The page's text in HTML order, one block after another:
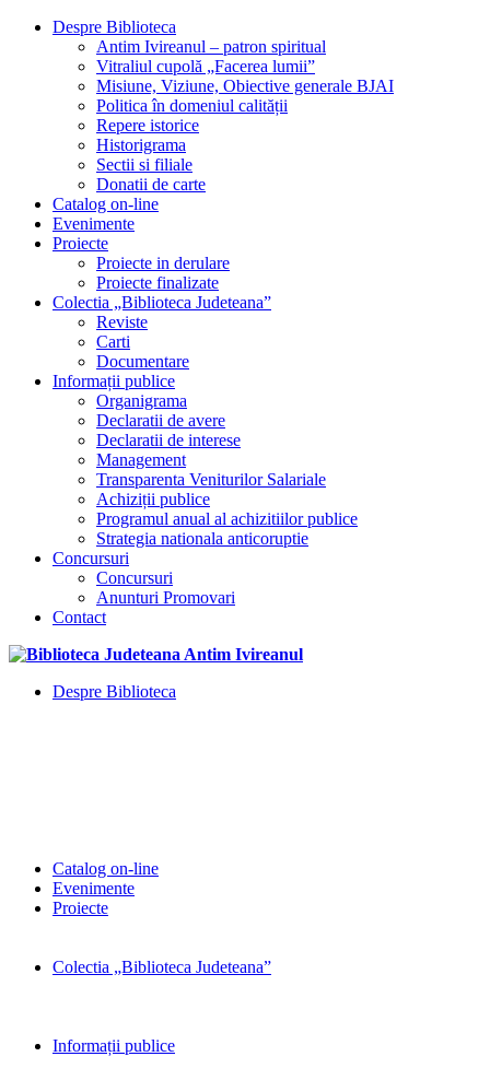
Despre Biblioteca
Antim Ivireanul – patron spiritual
Vitraliul cupolă „Facerea lumii”
Misiune, Viziune, Obiective generale BJAI
Politica în domeniul calității
Repere istorice
Historigrama
Sectii si filiale
Donatii de carte
Catalog on-line
Evenimente
Proiecte
Proiecte in derulare
Proiecte finalizate
Colectia „Biblioteca Judeteana”
Reviste
Carti
Documentare
Informații publice
Organigrama
Declaratii de avere
Declaratii de interese
Management
Transparenta Veniturilor Salariale
Achiziții publice
Programul anual al achizitiilor publice
Strategia nationala anticoruptie
Concursuri
Concursuri
Anunturi Promovari
Contact
Despre Biblioteca
Catalog on-line
Evenimente
Proiecte
Colectia „Biblioteca Judeteana”
Informații publice